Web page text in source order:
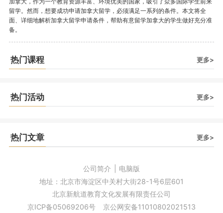
留学。然而，想要成功申请加拿大留学，必须满足一系列的条件。本文将全
面、详细地解析加拿大留学申请条件，帮助有意留学加拿大的学生做好充分准
备。
热门课程 更多>
热门活动 更多>
热门文章 更多>
公司简介
电脑版
地址：北京市海淀区中关村大街28-1号6层601
北京新航道教育文化发展有限责任公司
京ICP备05069206号
京公网安备11010802021513